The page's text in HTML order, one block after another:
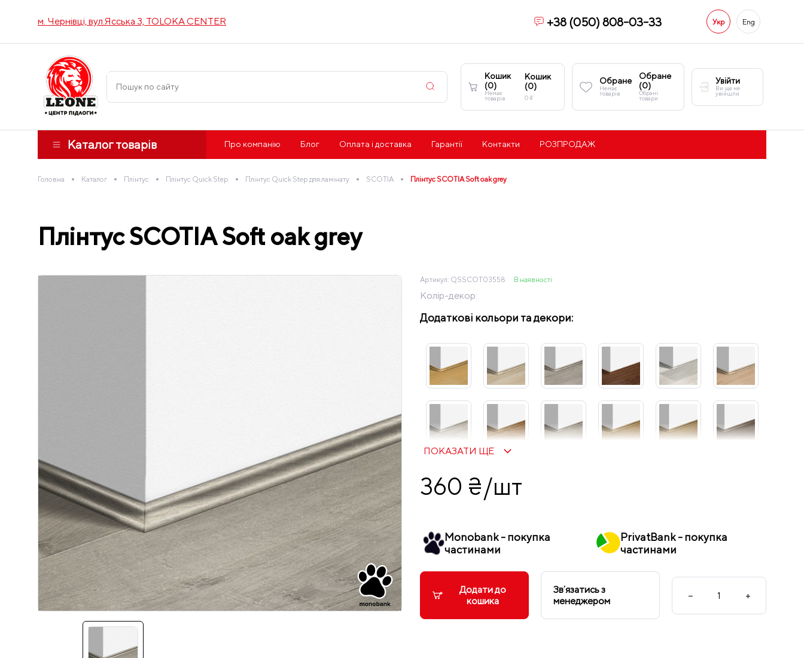
м. Чернівці, вул.Ясська 3, TOLOKA CENTER +38 (050) 808-03-33 Укр Eng
Кошик
(0)
Немає
товарів
Кошик
(0)
0₴
Обране
Немає
товарів
Обране
(0)
Обрані
товари
Увійти
Ви ще не
увійшли
Каталог товарів Про компанію Блог Оплата і доставка Гарантії Контакти РОЗПРОДАЖ
Головна • Каталог • Плінтус • Плінтус Quick Step • Плінтус Quick Step для ламінату • SCOTIA • Плінтус SCOTIA Soft oak grey
Плінтус SCOTIA Soft oak grey
Артикул: QSSCOT03558 В наявності
Колір-декор:
Додаткові кольори та декори:
ПОКАЗАТИ ЩЕ
360 ₴/шт
Monobank - покупка
частинами
PrivatBank - покупка
частинами
Додати до
кошика
Звʼязатись з
менеджером
− +